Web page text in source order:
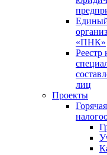
Единый
«ПНК»
Реестр
лиц
Проекты